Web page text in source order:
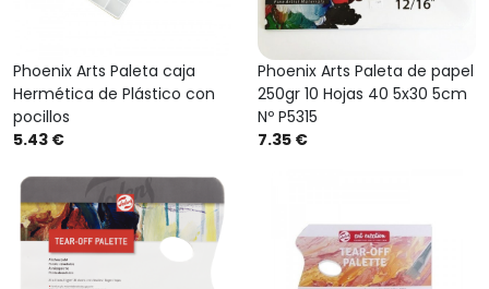
Phoenix Arts Paleta caja
Hermética de Plástico con
pocillos
5.43 €
Phoenix Arts Paleta de papel
250gr 10 Hojas 40 5x30 5cm
Nº P5315
7.35 €